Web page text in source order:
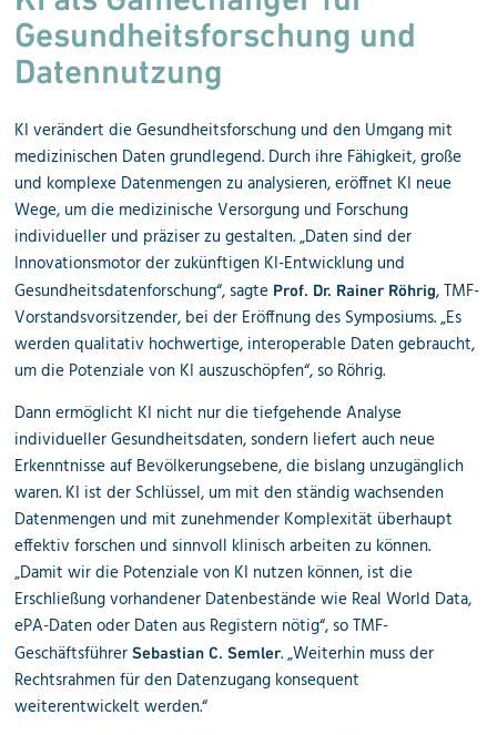
Gesundheitsforschung und
Datennutzung
KI verändert die Gesundheitsforschung und den Umgang mit
medizinischen Daten grundlegend. Durch ihre Fähigkeit, große
und komplexe Datenmengen zu analysieren, eröffnet KI neue
Wege, um die medizinische Versorgung und Forschung
individueller und präziser zu gestalten. „Daten sind der
Innovationsmotor der zukünftigen KI-Entwicklung und
Gesundheitsdatenforschung“, sagte Prof. Dr. Rainer Röhrig, TMF-
Vorstandsvorsitzender, bei der Eröffnung des Symposiums. „Es
werden qualitativ hochwertige, interoperable Daten gebraucht,
um die Potenziale von KI auszuschöpfen“, so Röhrig.
Dann ermöglicht KI nicht nur die tiefgehende Analyse
individueller Gesundheitsdaten, sondern liefert auch neue
Erkenntnisse auf Bevölkerungsebene, die bislang unzugänglich
waren. KI ist der Schlüssel, um mit den ständig wachsenden
Datenmengen und mit zunehmender Komplexität überhaupt
effektiv forschen und sinnvoll klinisch arbeiten zu können.
„Damit wir die Potenziale von KI nutzen können, ist die
Erschließung vorhandener Datenbestände wie Real World Data,
ePA-Daten oder Daten aus Registern nötig“, so TMF-
GeschäftsführerSebastian C. Semler. „Weiterhin muss der
Rechtsrahmen für den Datenzugang konsequent
weiterentwickelt werden.“